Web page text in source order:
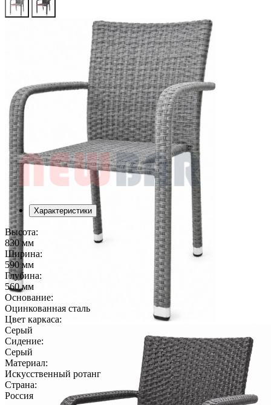
Характеристики
Высота:
830 мм
Ширина:
590 мм
Глубина:
560 мм
Основание:
Оцинкованная сталь
Цвет каркаса:
Серый
Сидение:
Серый
Материал:
Искусственный ротанг
Страна:
Россия